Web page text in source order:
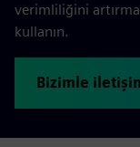
verimliliğini
kullanın.
Bizimle